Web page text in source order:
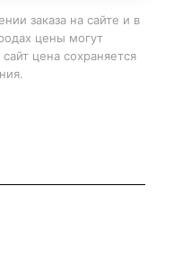
заказа на сайте и в
цены могут
цена сохраняется